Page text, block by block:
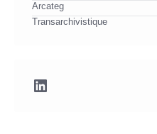
Arcateg
Transarchivistique
LinkedIn